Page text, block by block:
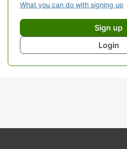
What you can do with signing up
Sign up
Login